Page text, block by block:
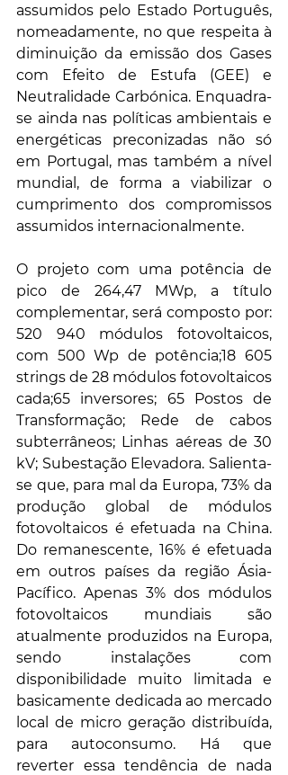
assumidos pelo Estado Português,
nomeadamente, no que respeita à
diminuição da emissão dos Gases
com Efeito de Estufa (GEE) e
Neutralidade Carbónica. Enquadra-
se ainda nas políticas ambientais e
energéticas preconizadas não só
em Portugal, mas também a nível
mundial, de forma a viabilizar o
cumprimento dos compromissos
assumidos internacionalmente.
O projeto com uma potência de
pico de 264,47 MWp, a título
complementar, será composto por:
520 940 módulos fotovoltaicos,
com 500 Wp de potência;18 605
strings de 28 módulos fotovoltaicos
cada;65 inversores; 65 Postos de
Transformação; Rede de cabos
subterrâneos; Linhas aéreas de 30
kV; Subestação Elevadora. Salienta-
se que, para mal da Europa, 73% da
produção global de módulos
fotovoltaicos é efetuada na China.
Do remanescente, 16% é efetuada
em outros países da região Ásia-
Pacífico. Apenas 3% dos módulos
fotovoltaicos mundiais são
atualmente produzidos na Europa,
sendo instalações com
disponibilidade muito limitada e
basicamente dedicada ao mercado
local de micro geração distribuída,
para autoconsumo. Há que
reverter essa tendência de nada